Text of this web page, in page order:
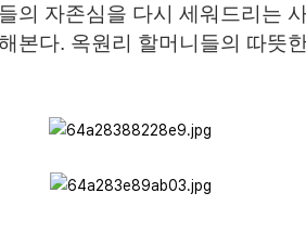
의 자존심을 다시 세워드리는
본다. 옥원리 할머니들의 따뜻